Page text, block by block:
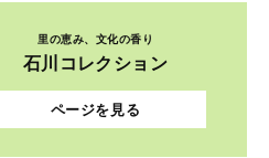
里の恵み、文化の香り
石川コレクション
ページを見る